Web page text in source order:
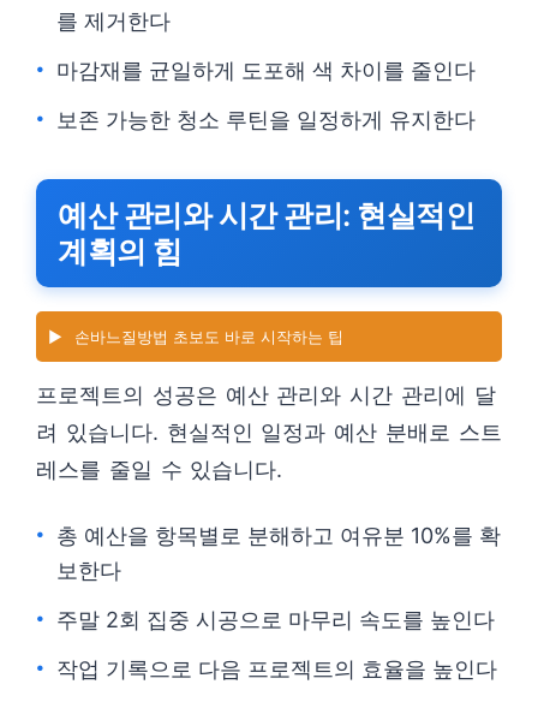
를 제거한다
마감재를 균일하게 도포해 색 차이를 줄인다
보존 가능한 청소 루틴을 일정하게 유지한다
예산 관리와 시간 관리: 현실적인
계획의 힘
▶️ 손바느질방법 초보도 바로 시작하는 팁
프로젝트의 성공은 예산 관리와 시간 관리에 달
려 있습니다. 현실적인 일정과 예산 분배로 스트
레스를 줄일 수 있습니다.
총 예산을 항목별로 분해하고 여유분 10%를 확
보한다
주말 2회 집중 시공으로 마무리 속도를 높인다
작업 기록으로 다음 프로젝트의 효율을 높인다